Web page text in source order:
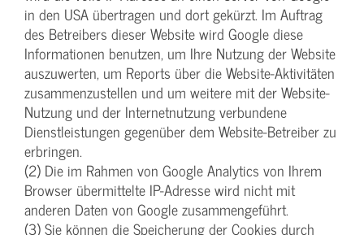
in den USA übertragen und dort gekürzt. Im Auftrag
des Betreibers dieser Website wird Google diese
Informationen benutzen, um Ihre Nutzung der Website
auszuwerten, um Reports über die Website-Aktivitäten
zusammenzustellen und um weitere mit der Website-
Nutzung und der Internetnutzung verbundene
Dienstleistungen gegenüber dem Website-Betreiber zu
erbringen.
(2) Die im Rahmen von Google Analytics von Ihrem
Browser übermittelte IP-Adresse wird nicht mit
anderen Daten von Google zusammengeführt.
(3) Sie können die Speicherung der Cookies durch